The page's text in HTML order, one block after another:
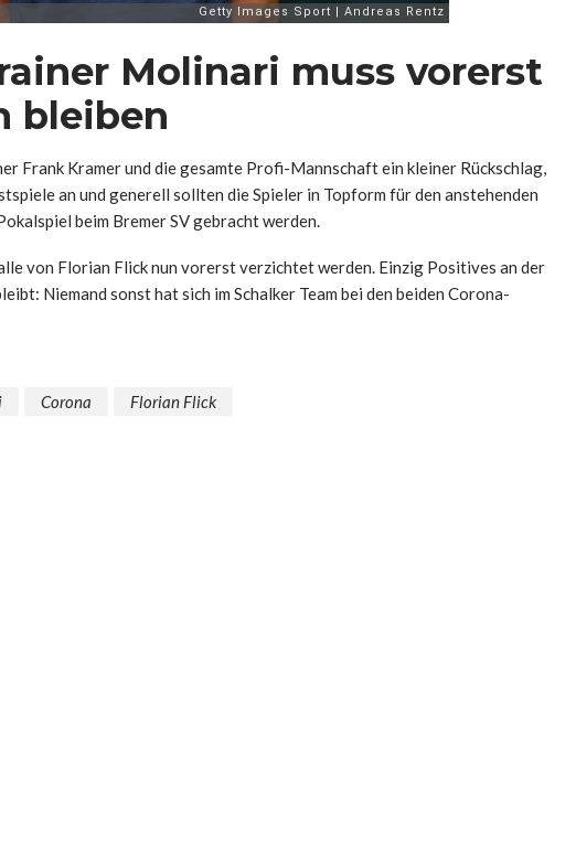
Molinari muss vorerst
bleiben
Frank Kramer und die gesamte Profi-Mannschaft ein kleiner Rückschlag,
an und generell sollten die Spieler in Topform für den anstehenden
beim Bremer SV gebracht werden.
von Florian Flick nun vorerst verzichtet werden. Einzig Positives an der
Niemand sonst hat sich im Schalker Team bei den beiden Corona-
Corona Florian Flick